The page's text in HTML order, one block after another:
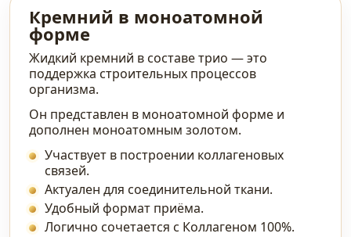
Кремний в моноатомной
форме
Жидкий кремний в составе трио — это
поддержка строительных процессов
организма.
Он представлен в моноатомной форме и
дополнен моноатомным золотом.
Участвует в построении коллагеновых
связей.
Актуален для соединительной ткани.
Удобный формат приёма.
Логично сочетается с Коллагеном 100%.